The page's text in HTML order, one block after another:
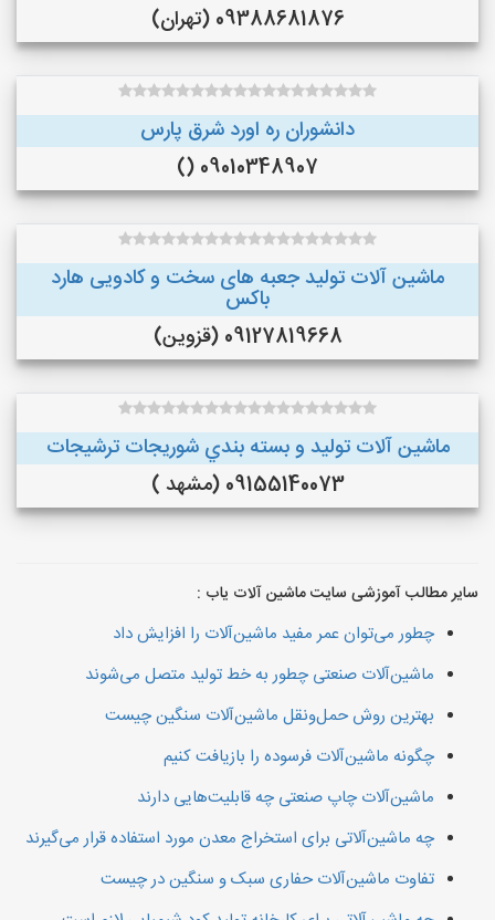
09388681876 (تهران)
دانشوران ره اورد شرق پارس
09010348907 ()
ماشین آلات تولید جعبه های سخت و کادویی هارد
باکس
09127819668 (قزوین)
ماشین آلات توليد و بسته بندي شوريجات ترشيجات
09155140073 (مشهد )
سایر مطالب آموزشی سایت ماشین آلات یاب :
چطور می‌توان عمر مفید ماشین‌آلات را افزایش داد
ماشین‌آلات صنعتی چطور به خط تولید متصل می‌شوند
بهترین روش حمل‌ونقل ماشین‌آلات سنگین چیست
چگونه ماشین‌آلات فرسوده را بازیافت کنیم
ماشین‌آلات چاپ صنعتی چه قابلیت‌هایی دارند
چه ماشین‌آلاتی برای استخراج معدن مورد استفاده قرار می‌گیرند
تفاوت ماشین‌آلات حفاری سبک و سنگین در چیست